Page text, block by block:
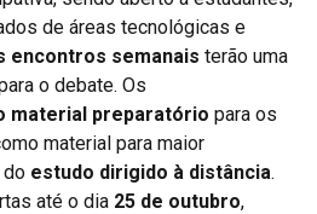
de áreas tecnológicas e
encontros semanais terão uma
o debate. Os
material preparatório para os
material para maior
do estudo dirigido à distância.
até o dia 25 de outubro,